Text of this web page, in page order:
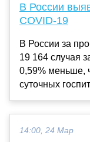
В России
COVID-19
В России за
19 164 случая
0,59% меньше,
суточных
14:00, 24 Мар